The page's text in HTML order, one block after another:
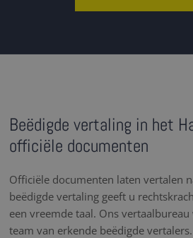
Beëdigde vertaling in het
officiële documenten
Officiële documenten laten vertalen
beëdigde vertaling geeft u
een vreemde taal. Ons
team van erkende beëdigde vertalers.